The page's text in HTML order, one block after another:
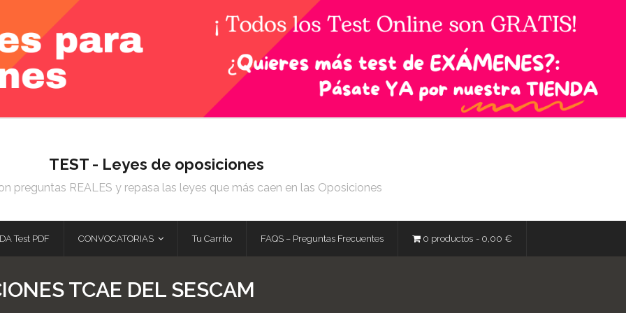
TEST - Leyes de oposiciones
preguntas REALES y repasa las leyes que más caen en las Oposiciones
Test PDF CONVOCATORIAS Tu Carrito FAQS – Preguntas Frecuentes 0 productos 0,00 €
TCAE DEL SESCAM